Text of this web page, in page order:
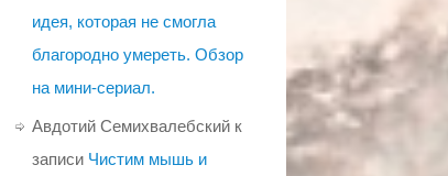
идея, которая не смогла
благородно умереть. Обзор
на мини-сериал.
Авдотий Семихвалебский к
записи Чистим мышь и